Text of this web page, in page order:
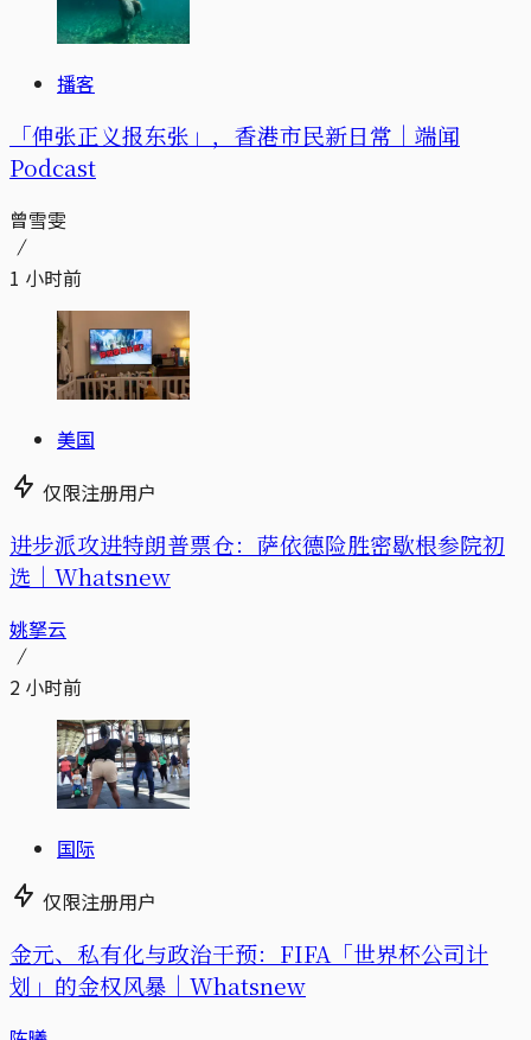
播客
「伸张正义报东张」，香港市民新日常｜端闻
Podcast
曾雪雯
1 小时前
美国
仅限注册用户
进步派攻进特朗普票仓：萨依德险胜密歇根参院初
选｜Whatsnew
姚拏云
2 小时前
国际
仅限注册用户
金元、私有化与政治干预：FIFA「世界杯公司计
划」的金权风暴｜Whatsnew